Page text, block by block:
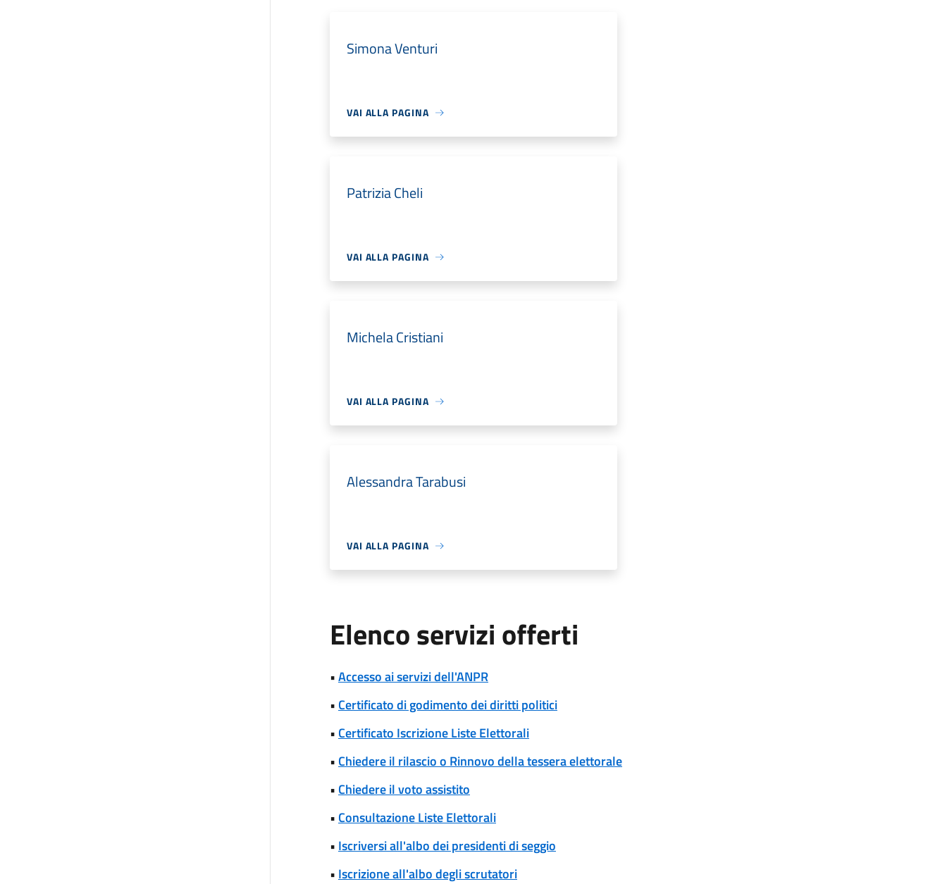
Simona Venturi
VAI ALLA PAGINA
Patrizia Cheli
VAI ALLA PAGINA
Michela Cristiani
VAI ALLA PAGINA
Alessandra Tarabusi
VAI ALLA PAGINA
Elenco servizi offerti
•Accesso ai servizi dell'ANPR
• Certificato di godimento dei diritti politici
• Certificato Iscrizione Liste Elettorali
• Chiedere il rilascio o Rinnovo della tessera elettorale
• Chiedere il voto assistito
• Consultazione Liste Elettorali
• Iscriversi all'albo dei presidenti di seggio
• Iscrizione all'albo degli scrutatori